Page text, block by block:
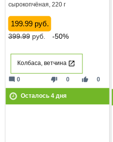
сырокопчёная, 220 г
199.99 руб.
399.99руб. -50%
Колбаса, ветчина
thumb_down 0 thumb_up 0
mode_comment 0
Осталось 4дня